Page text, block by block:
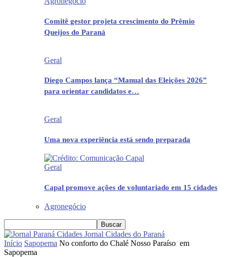
Comitê gestor projeta crescimento do Prêmio
Queijos do Paraná
Geral
Diego Campos lança “Manual das Eleições 2026”
para orientar candidatos e…
Geral
Uma nova experiência está sendo preparada
Geral
Capal promove ações de voluntariado em 15 cidades
Agronegócio
Jornal Cidades do Paraná
Início Sapopema No conforto do Chalé Nosso Paraíso em
Sapopema